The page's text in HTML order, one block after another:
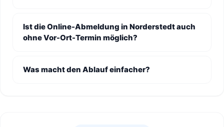
Ist die Online-Abmeldung in Norderstedt auch
ohne Vor-Ort-Termin möglich?
Was macht den Ablauf einfacher?